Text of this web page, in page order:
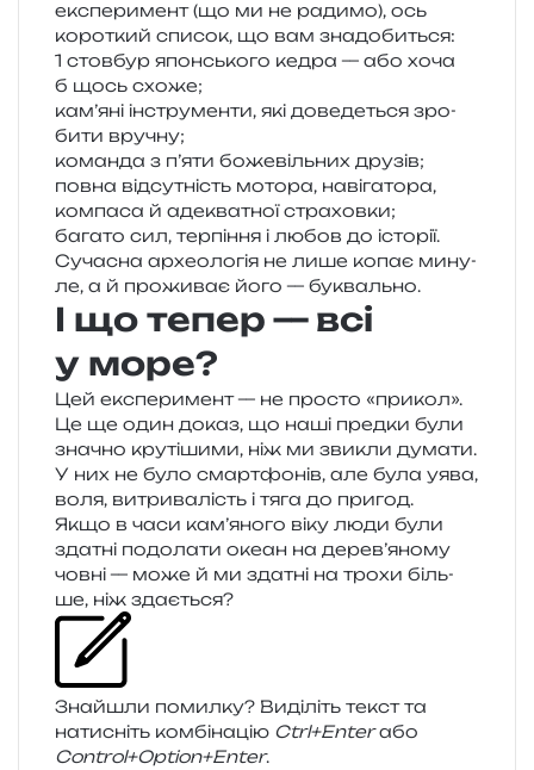
екс­пе­ри­мент (що ми не ради­мо), ось
коро­ткий спи­сок, що вам знадобиться:
1 стов­бур япон­сько­го кедра — або хоча
б щось схоже;
кам’яні інстру­мен­ти, які дове­де­ться зро­
би­ти вручну;
коман­да з п’яти боже­віль­них друзів;
повна від­су­тність мото­ра, наві­га­то­ра,
ком­па­са й аде­ква­тної страховки;
бага­то сил, тер­пі­н­ня і любов до історії.
Сучасна архе­о­ло­гія не лише копає мину­
ле, а й про­жи­ває його — буквально.
І що тепер — всі
у море?
Цей екс­пе­ри­мент — не про­сто «при­кол».
Це ще один доказ, що наші пред­ки були
зна­чно кру­ті­ши­ми, ніж ми зви­кли дума­ти.
У них не було смар­тфо­нів, але була уява,
воля, витри­ва­лість і тяга до пригод.
Якщо в часи кам’яного віку люди були
зда­тні подо­ла­ти океан на дерев’яному
човні — може й ми зда­тні на трохи біль­
ше, ніж здається?
Знайшли помил­ку? Виділіть текст та
нати­сніть ком­бі­на­цію Ctrl+Enterабо
Control+Option+Enter.